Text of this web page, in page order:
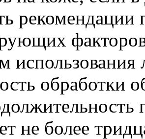
рекомендации
использования
обработки
не более